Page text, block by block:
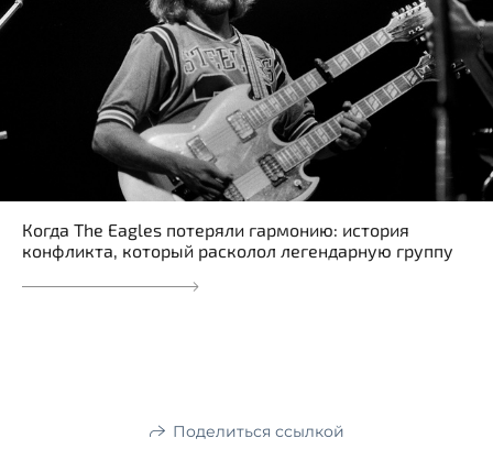
Когда The Eagles потеряли гармонию: история
конфликта, который расколол легендарную группу
Поделиться ссылкой